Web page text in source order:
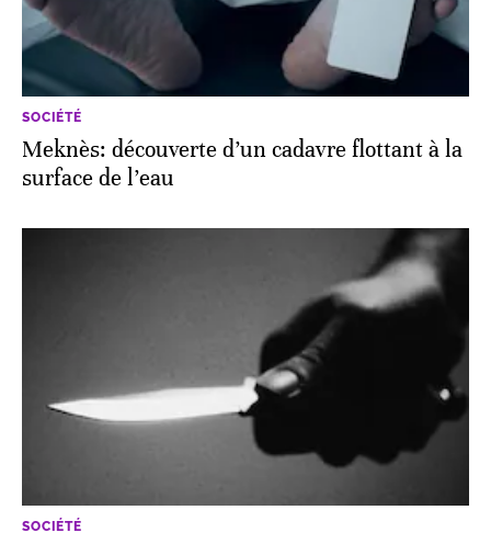
SOCIÉTÉ
Meknès: découverte d’un cadavre flottant à la
surface de l’eau
SOCIÉTÉ